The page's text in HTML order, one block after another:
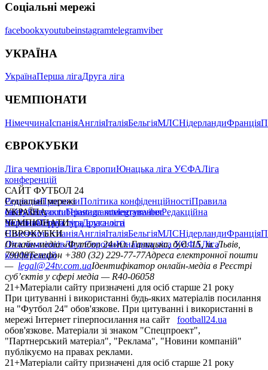
Соціальні мережі
facebookxyoutubeinstagramtelegramviber
УКРАЇНА
УкраїнаПерша лігаДруга ліга
ЧЕМПІОНАТИ
НімеччинаІспаніяАнгліяІталіяБельгіяМЛСНідерландиФранція
ЄВРОКУБКИ
Ліга чемпіонівЛіга ЄвропиЮнацька ліга УЄФАЛіга
конференцій
САЙТ ФУТБОЛ 24
РедакціяПрогнозиПолітика конфіденційностіПравила
сайтуКонтактиПравила коментуванняРедакційна
політикаСтруктура власності
Соціальні мережі
facebookxyoutubeinstagramtelegramviber
УКРАЇНА
УкраїнаПерша лігаДруга ліга
ЧЕМПІОНАТИ
НімеччинаІспаніяАнгліяІталіяБельгіяМЛСНідерландиФранція
ЄВРОКУБКИ
Ліга чемпіонівЛіга ЄвропиЮнацька ліга УЄФАЛіга
конференцій
Онлайн-медіа «Футбол 24»пл. Галицька, буд. 15, м. Львів,
79008Телефон +380 (32) 229-77-77Адреса електронної пошти
— legal@24tv.com.uaІдентифікатор онлайн-медіа в Реєстрі
суб’єктів у сфері медіа — R40-06058
21+Матеріали сайту призначені для осіб старше 21 року
При цитуванні і використанні будь-яких матеріалів посилання
на "Футбол 24" обов'язкове. При цитуванні і використанні в
мережі Інтернет гіперпосилання на сайт
football24.ua
обов'язкове. Матеріали зі знаком "Спецпроект",
"Партнерський матеріал", "Реклама", "Новини компаній"
публікуємо на правах реклами.
21+Матеріали сайту призначені для осіб старше 21 року